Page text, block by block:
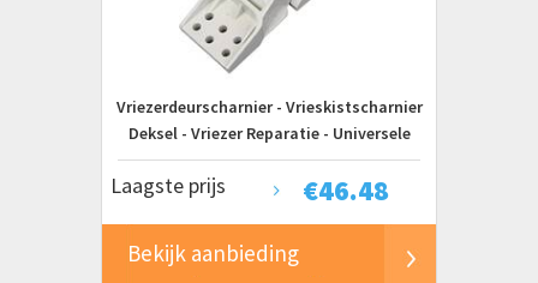
Vriezerdeurscharnier - Vrieskistscharnier
Deksel - Vriezer Reparatie - Universele
Pasvorm - 6 gaten - Wit
€46.48
Laagste prijs
Bekijk aanbieding